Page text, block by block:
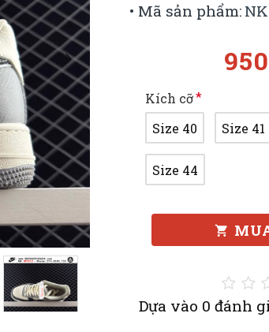
Dựa vào 0 đánh
• Mã sản phẩm:
Kích cỡ
Size 40
Size 41
Size 44